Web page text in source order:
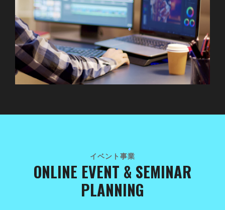
イベント事業
ONLINE EVENT & SEMINAR
PLANNING